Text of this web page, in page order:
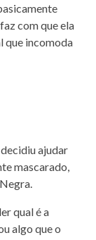
com que ela
que incomoda
ajudar
mascarado,
qual é a
algo que o